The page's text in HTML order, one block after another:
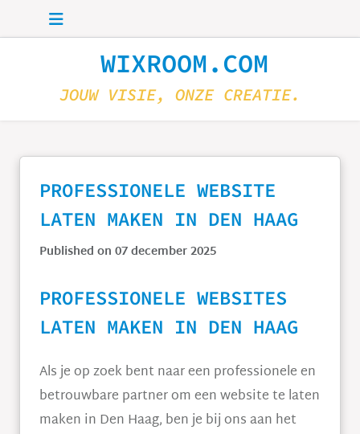
Skip to main content
WIXROOM.COM
JOUW VISIE, ONZE CREATIE.
PROFESSIONELE WEBSITE
LATEN MAKEN IN DEN HAAG
Published on 07 december 2025
PROFESSIONELE WEBSITES
LATEN MAKEN IN DEN HAAG
Als je op zoek bent naar een professionele en
betrouwbare partner om een website te laten
maken in Den Haag, ben je bij ons aan het